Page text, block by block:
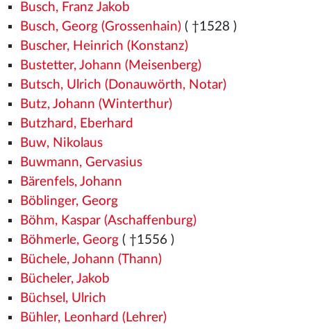
Busch, Franz Jakob
Busch, Georg (Grossenhain)( †1528 )
Buscher, Heinrich (Konstanz)
Bustetter, Johann (Meisenberg)
Butsch, Ulrich (Donauwörth, Notar)
Butz, Johann (Winterthur)
Butzhard, Eberhard
Buw, Nikolaus
Buwmann, Gervasius
Bärenfels, Johann
Böblinger, Georg
Böhm, Kaspar (Aschaffenburg)
Böhmerle, Georg( †1556 )
Büchele, Johann (Thann)
Bücheler, Jakob
Büchsel, Ulrich
Bühler, Leonhard (Lehrer)